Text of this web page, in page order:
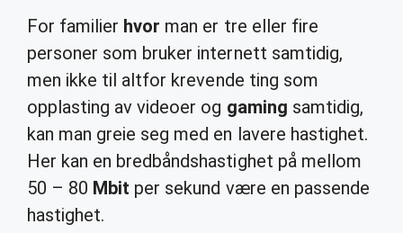
For familier hvor man er tre eller fire
personer som bruker internett samtidig,
men ikke til altfor krevende ting som
opplasting av videoer og gaming samtidig,
kan man greie seg med en lavere hastighet.
Her kan en bredbåndshastighet på mellom
50 – 80 Mbit per sekund være en passende
hastighet.